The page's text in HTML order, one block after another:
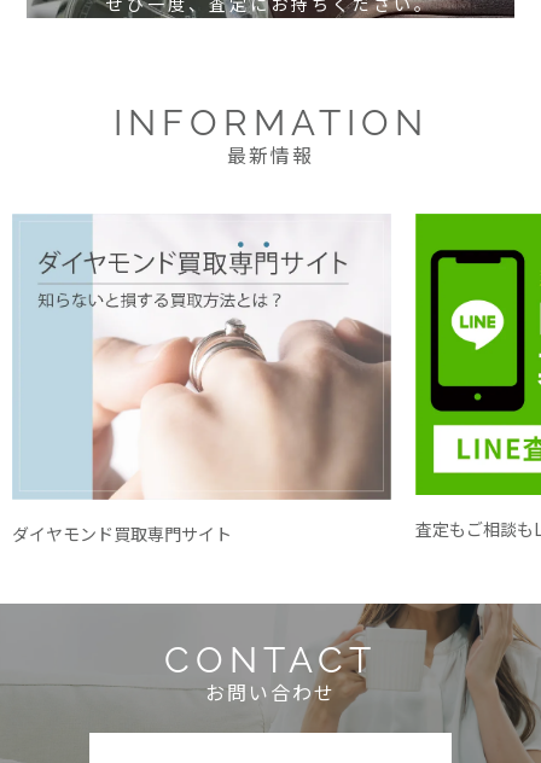
INFORMATION
最新情報
ダイヤモンド買取専門サイト 査定もご相談も
CONTACT
お問い合わせ